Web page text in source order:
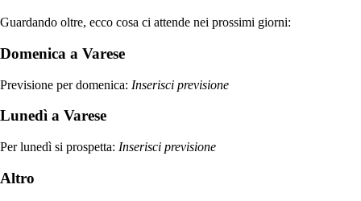
Guardando oltre, ecco cosa ci attende nei prossimi giorni:
Domenica a Varese
Previsione per domenica: Inserisci previsione
Lunedì a Varese
Per lunedì si prospetta: Inserisci previsione
Altro